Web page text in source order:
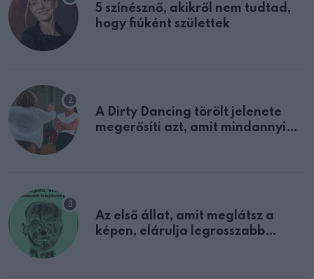
5 színésznő, akikről nem tudtad,
hogy fiúként születtek
A Dirty Dancing törölt jelenete
megerősíti azt, amit mindannyian
Az első állat, amit meglátsz a
képen, elárulja legrosszabb